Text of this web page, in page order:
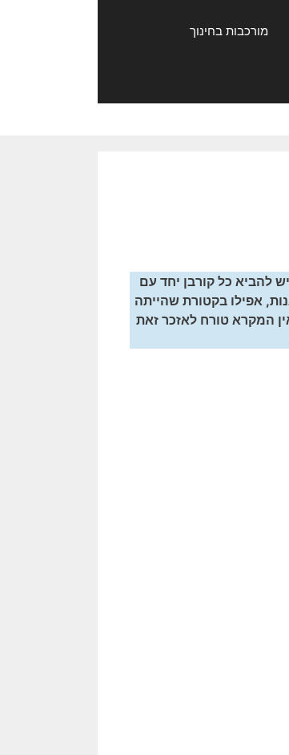
מורכבות בחינוך
להביא כל קורבן יחד עם
אפילו בקטורת שהייתה
המקרא טורח לאזכר זאת